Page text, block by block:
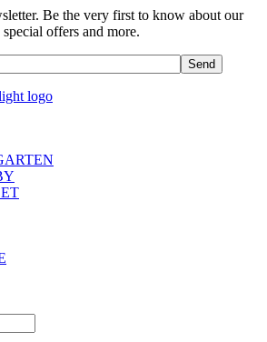
Be the very first to know about our
offers and more.
Send